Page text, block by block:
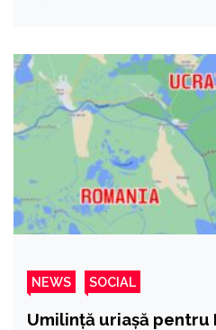
NEWS SOCIAL
Umilință uriașă pentru